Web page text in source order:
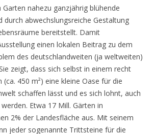
nahezu ganzjährig blühende
durch abwechslungsreiche Gestaltung
bereitstellt. Damit
einen lokalen Beitrag zu dem
des deutschlandweiten (ja weltweiten)
zeigt, dass sich selbst in einem recht
(ca. 450 m²) eine kleine Oase für die
schaffen lässt und es sich lohnt, auch
Etwa 17 Mill. Gärten in
2% der Landesfläche aus. Mit seinem
jeder sogenannte Trittsteine für die